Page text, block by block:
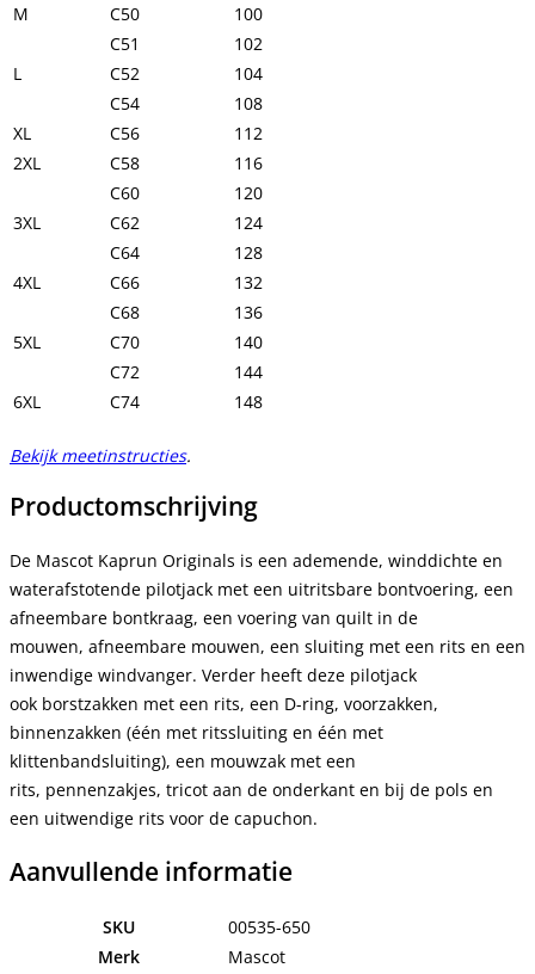
M
C50
100
C51
102
L
C52
104
C54
108
XL
C56
112
2XL
C58
116
C60
120
3XL
C62
124
C64
128
4XL
C66
132
C68
136
5XL
C70
140
C72
144
6XL
C74 148
Bekijk meetinstructies.
Productomschrijving
De Mascot Kaprun Originals is een ademende, winddichte en
waterafstotende pilotjack met een uitritsbare bontvoering, een
afneembare bontkraag, een voering van quilt in de
mouwen, afneembare mouwen, een sluiting met een rits en een
inwendige windvanger. Verder heeft deze pilotjack
ook borstzakken met een rits, een D-ring, voorzakken,
binnenzakken (één met ritssluiting en één met
klittenbandsluiting), een mouwzak met een
rits, pennenzakjes, tricot aan de onderkant en bij de pols en
een uitwendige rits voor de capuchon.
Aanvullende informatie
SKU
00535-650
Merk
Mascot